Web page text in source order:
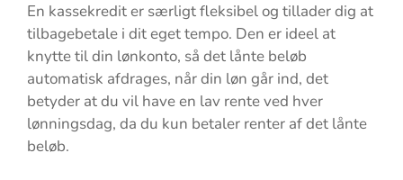
En kassekredit er særligt fleksibel og tillader dig at
tilbagebetale i dit eget tempo. Den er ideel at
knytte til din lønkonto, så det lånte beløb
automatisk afdrages, når din løn går ind, det
betyder at du vil have en lav rente ved hver
lønningsdag, da du kun betaler renter af det lånte
beløb.